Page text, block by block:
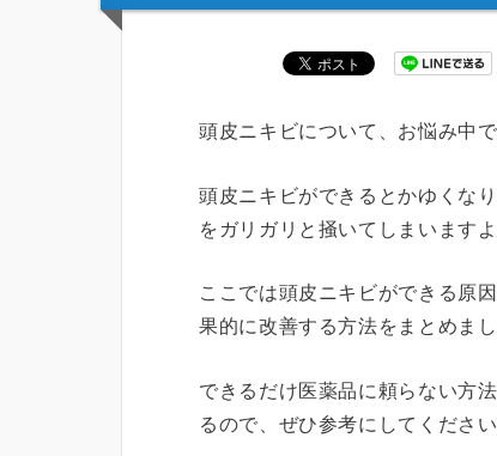
頭皮ニキビについて、お悩み中
頭皮ニキビができるとかゆくな
をガリガリと掻いてしまいますよ
ここでは頭皮ニキビができる原
果的に改善する方法をまとめまし
できるだけ医薬品に頼らない方
るので、ぜひ参考にしてください